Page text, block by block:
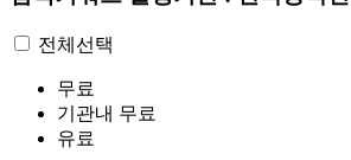
전체선택
무료
기관내 무료
유료